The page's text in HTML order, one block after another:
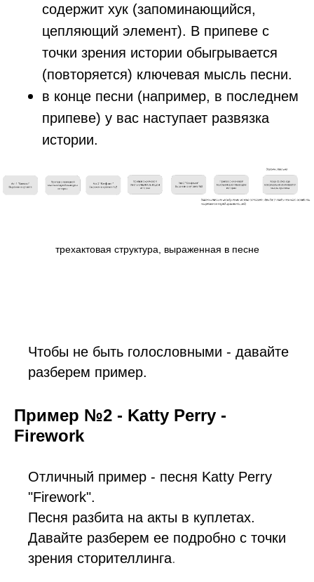
содержит хук (запоминающийся,
цепляющий элемент). В припеве с
точки зрения истории обыгрывается
(повторяется) ключевая мысль песни.
в конце песни (например, в последнем
припеве) у вас наступает развязка
истории.
трехактовая структура, выраженная в песне
Чтобы не быть голословными - давайте
разберем пример.
Пример №2 - Katty Perry -
Firework
Отличный пример - песня Katty Perry
"Firework".
Песня разбита на акты в куплетах.
Давайте разберем ее подробно с точки
зрения сторителлинга.